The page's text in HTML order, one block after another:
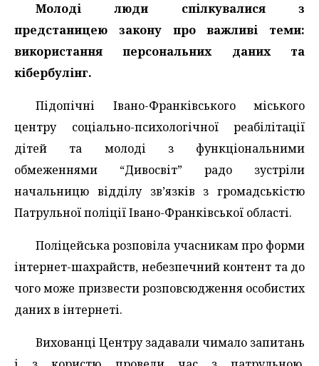
Молоді люди спілкувалися з
предстаницею закону про важливі теми:
використання персональних даних та
кібербулінг.
Підопічні Івано-Франківського міського
центру соціально-психологічної реабілітації
дітей та молоді з функціональними
обмеженнями “Дивосвіт” радо зустріли
начальницю відділу зв’язків з громадськістю
Патрульної поліції Івано-Франківської області.
Поліцейська розповіла учасникам про форми
інтернет-шахрайств, небезпечний контент та до
чого може призвести розповсюдження особистих
даних в інтернеті.
Вихованці Центру задавали чимало запитань